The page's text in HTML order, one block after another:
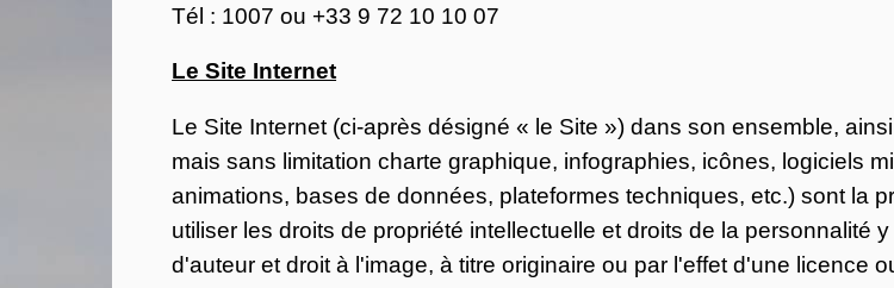
Tél : 1007 ou +33 9 72 10 10 07
Le Site Internet
Le Site Internet (ci-après désigné « le Site ») dans son ensemble,
mais sans limitation charte graphique, infographies, icônes, logiciels
animations, bases de données, plateformes techniques, etc.) sont la
utiliser les droits de propriété intellectuelle et droits de la personnalité
d'auteur et droit à l'image, à titre originaire ou par l'effet d'une licence